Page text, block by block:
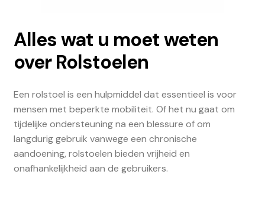
Alles wat u moet weten
over Rolstoelen
Een rolstoel is een hulpmiddel dat essentieel is voor
mensen met beperkte mobiliteit. Of het nu gaat om
tijdelijke ondersteuning na een blessure of om
langdurig gebruik vanwege een chronische
aandoening, rolstoelen bieden vrijheid en
onafhankelijkheid aan de gebruikers.